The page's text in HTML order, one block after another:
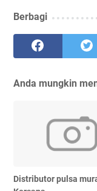
Berbagi
Anda mungkin
Distributor pulsa